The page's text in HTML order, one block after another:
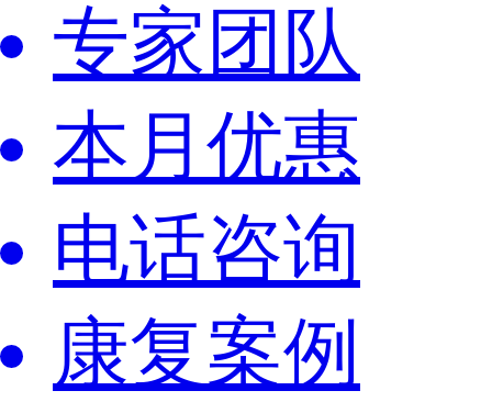
专家团队
本月优惠
电话咨询
康复案例